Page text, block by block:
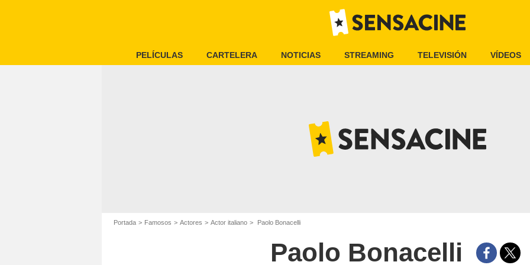
PELÍCULAS CARTELERA NOTICIAS STREAMING TELEVISIÓN VÍDEOS
Portada Famosos Actores Actor italiano Paolo Bonacelli
Paolo Bonacelli